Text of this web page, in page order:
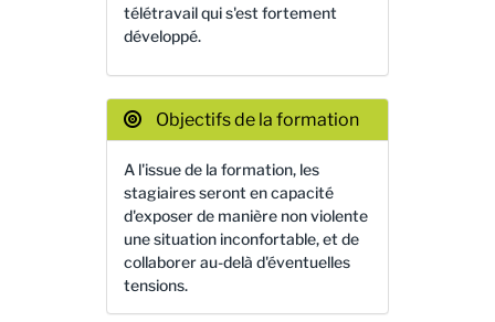
télétravail qui s'est fortement
développé.
Objectifs de la formation
A l'issue de la formation, les
stagiaires seront en capacité
d'exposer de manière non violente
une situation inconfortable, et de
collaborer au-delà d'éventuelles
tensions.